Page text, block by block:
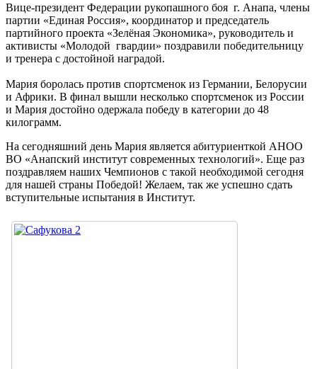
Вице-президент Федерации рукопашного боя г. Анапа, члены
партии «Единая Россия», координатор и председатель
партийного проекта «Зелёная Экономика», руководитель и
активисты «Молодой гвардии» поздравили победительницу
и тренера с достойной наградой.
Мария боролась против спортсменок из Германии, Белорусии
и Африки. В финал вышли несколько спортсменок из России
и Мария достойно одержала победу в категории до 48
килограмм.
На сегодняшний день Мария является абитуриенткой АНОО
ВО «Анапский институт современных технологий». Еще раз
поздравляем наших Чемпионов с такой необходимой сегодня
для нашей страны Победой! Желаем, так же успешно сдать
вступительные испытания в Институт.